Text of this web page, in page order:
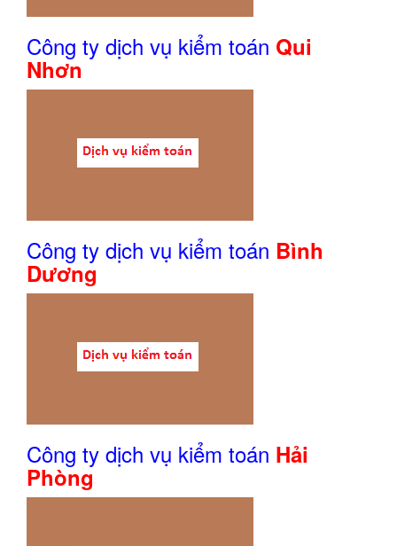
Công ty dịch vụ kiểm toán Qui
Nhơn
Công ty dịch vụ kiểm toán Bình
Dương
Công ty dịch vụ kiểm toán Hải
Phòng